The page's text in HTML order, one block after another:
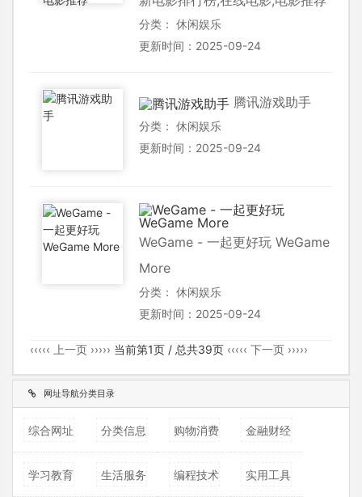
分类： 休闲娱乐
更新时间：2025-09-24
腾讯游戏助手
分类： 休闲娱乐
更新时间：2025-09-24
WeGame - 一起更好玩 WeGame
More
分类： 休闲娱乐
更新时间：2025-09-24
‹‹‹‹‹ 上一页 ››››› 当前第1页 / 总共39页 ‹‹‹‹‹ 下一页 ›››››
网址导航分类目录
综合网址 分类信息 购物消费 金融财经
学习教育 生活服务 编程技术 实用工具